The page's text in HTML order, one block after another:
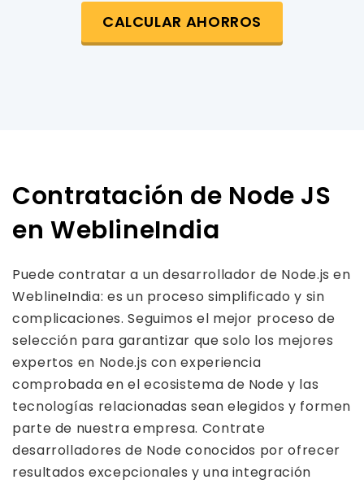
CALCULAR AHORROS
Contratación de Node JS
en WeblineIndia
Puede contratar a un desarrollador de Node.js en
WeblineIndia: es un proceso simplificado y sin
complicaciones. Seguimos el mejor proceso de
selección para garantizar que solo los mejores
expertos en Node.js con experiencia
comprobada en el ecosistema de Node y las
tecnologías relacionadas sean elegidos y formen
parte de nuestra empresa. Contrate
desarrolladores de Node conocidos por ofrecer
resultados excepcionales y una integración